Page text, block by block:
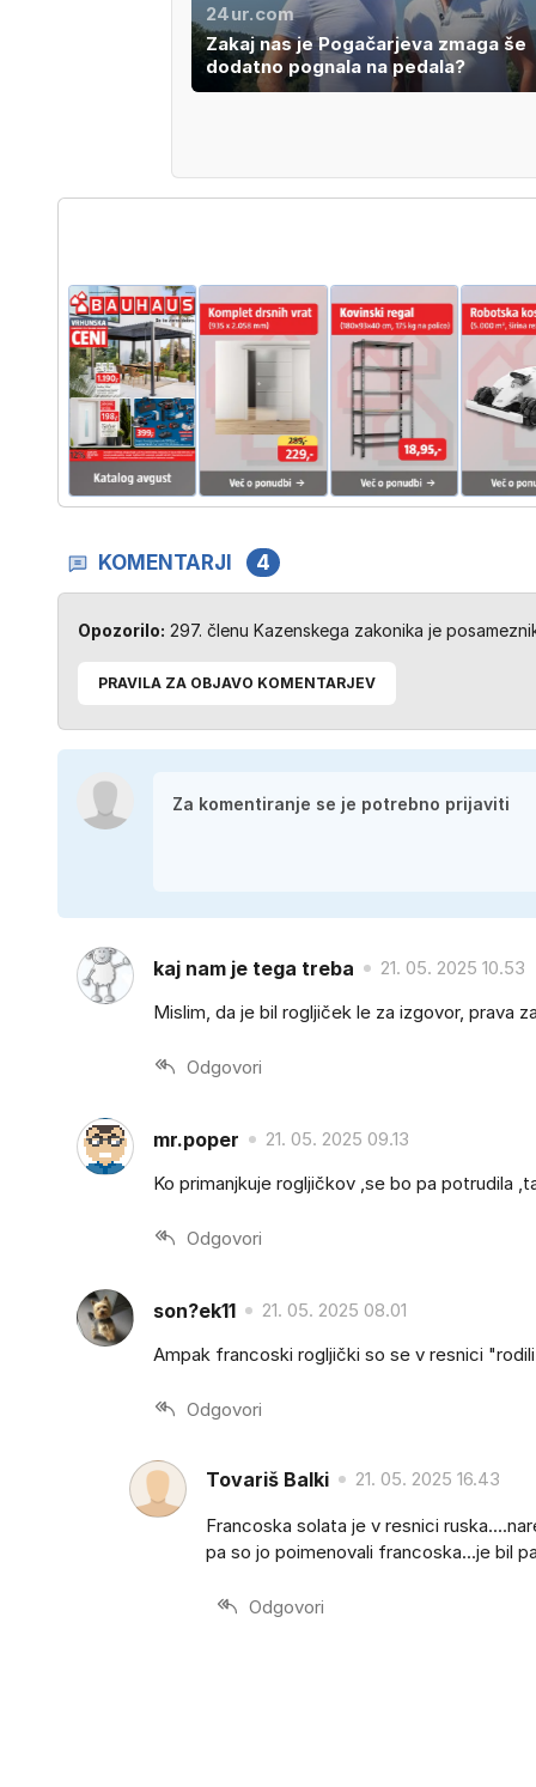
24ur.com
Zakaj nas je Pogačarjeva zmaga še
dodatno pognala na pedala?
KOMENTARJI 4
Opozorilo: 297. členu Kazenskega zakonika je
PRAVILA ZA OBJAVO KOMENTARJEV
kaj nam je tega treba
21. 05. 2025 10.53
Mislim, da je bil rogljiček le za izgovor, prava
Odgovori
mr.poper
21. 05. 2025 09.13
Ko primanjkuje rogljičkov ,se bo pa potrudila
Odgovori
son?ek11
21. 05. 2025 08.01
Ampak francoski rogljički so se v resnici
Odgovori
Tovariš Balki 21. 05. 2025 16.43
Francoska solata je v resnici
pa so jo poimenovali francoska...je bil
Odgovori